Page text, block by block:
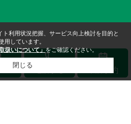
来店予約
利用状況把握、サービス向上検討を目的と
用しています。
扱いについて」をご確認ください。
閉じる